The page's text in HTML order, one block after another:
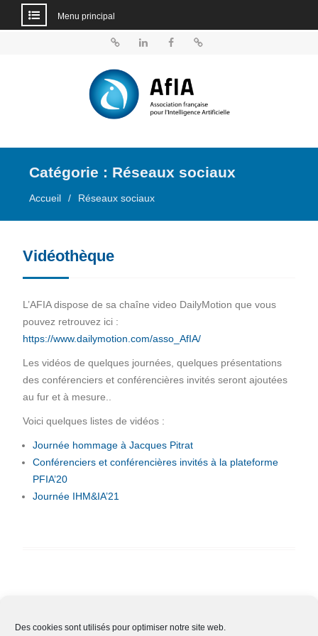
Des cookies sont utilisés pour optimiser notre site web.
Menu principal
Catégorie : Réseaux sociaux
Accueil Réseaux sociaux
Vidéothèque
L’AFIA dispose de sa chaîne video DailyMotion que vous
pouvez retrouvez ici :
https://www.dailymotion.com/asso_AfIA/
Les vidéos de quelques journées, quelques présentations
des conférenciers et conférencières invités seront ajoutées
au fur et à mesure..
Voici quelques listes de vidéos :
Journée hommage à Jacques Pitrat
Conférenciers et conférencières invités à la plateforme
PFIA’20
Journée IHM&IA’21